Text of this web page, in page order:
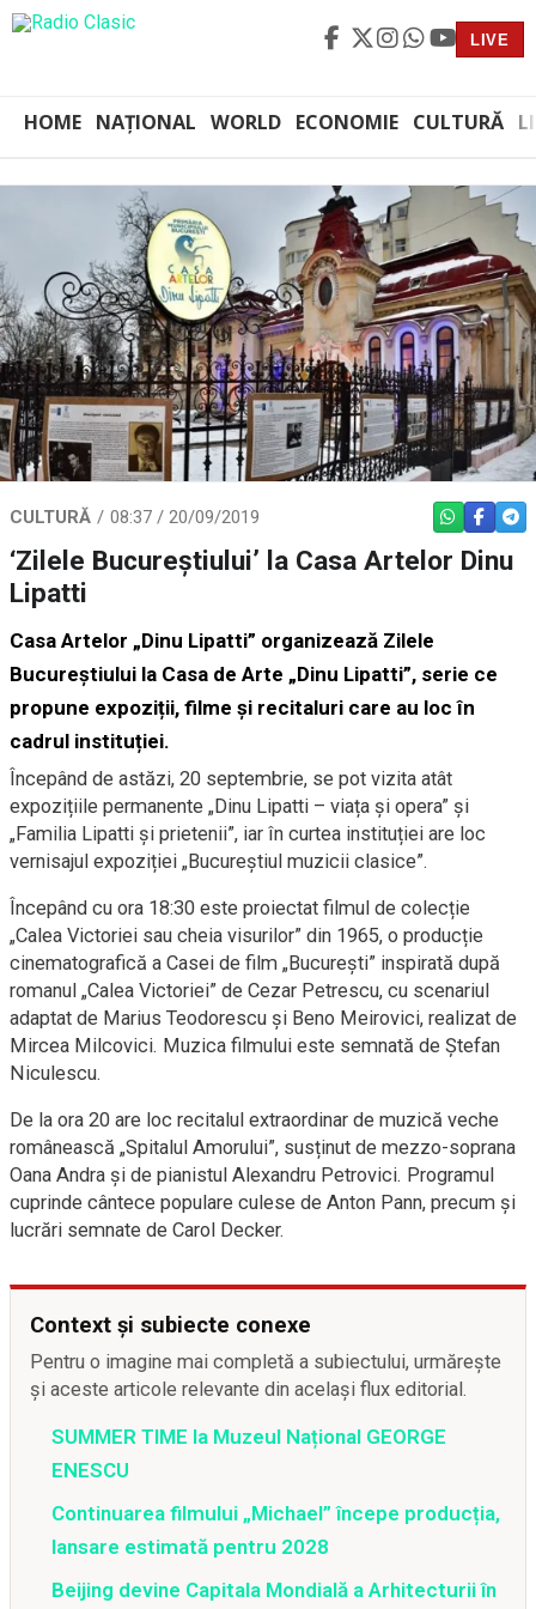
LIVE
HOME NAȚIONAL WORLD ECONOMIE CULTURĂ
CULTURĂ 08:37 / 20/09/2019 WHATSAPP
‘Zilele Bucureștiului’ la Casa Artelor Dinu
Lipatti
Casa Artelor „Dinu Lipatti” organizează Zilele
Bucureștiului la Casa de Arte „Dinu Lipatti”, serie ce
propune expoziții, filme și recitaluri care au loc în
cadrul instituției.
Începând de astăzi, 20 septembrie, se pot vizita atât
expozițiile permanente „Dinu Lipatti – viața și opera” și
„Familia Lipatti și prietenii”, iar în curtea instituției are loc
vernisajul expoziției „Bucureștiul muzicii clasice”.
Începând cu ora 18:30 este proiectat filmul de colecție
„Calea Victoriei sau cheia visurilor” din 1965, o producție
cinematografică a Casei de film „București” inspirată după
romanul „Calea Victoriei” de Cezar Petrescu, cu scenariul
adaptat de Marius Teodorescu și Beno Meirovici, realizat de
Mircea Milcovici. Muzica filmului este semnată de Ștefan
Niculescu.
De la ora 20 are loc recitalul extraordinar de muzică veche
românească „Spitalul Amorului”, susținut de mezzo-soprana
Oana Andra și de pianistul Alexandru Petrovici. Programul
cuprinde cântece populare culese de Anton Pann, precum și
lucrări semnate de Carol Decker.
Context și subiecte conexe
Pentru o imagine mai completă a subiectului, urmărește
și aceste articole relevante din același flux editorial.
SUMMER TIME la Muzeul Național GEORGE
ENESCU
Continuarea filmului „Michael” începe producția,
lansare estimată pentru 2028
Beijing devine Capitala Mondială a Arhitecturii în